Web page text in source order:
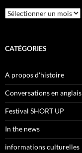
Archives
CATÉGORIES
A propos d'histoire
Conversations en anglais
Festival SHORT UP
In the news
informations culturelles